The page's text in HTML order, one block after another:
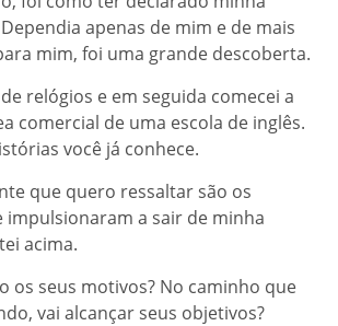
apenas de mim e de mais
mim, foi uma grande descoberta.
relógios e em seguida comecei a
comercial de uma escola de inglês.
você já conhece.
que quero ressaltar são os
impulsionaram a sair de minha
acima.
os seus motivos? No caminho que
vai alcançar seus objetivos?